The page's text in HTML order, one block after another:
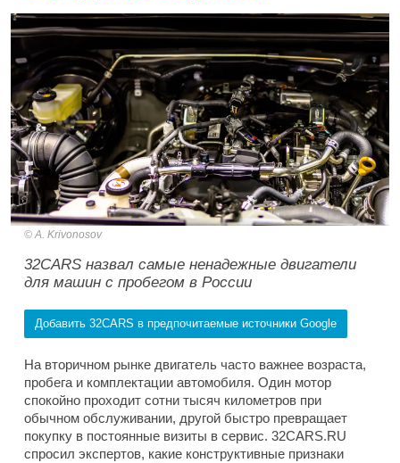
A. Krivonosov
32CARS назвал самые ненадежные двигатели
для машин с пробегом в России
Добавить 32CARS в предпочитаемые источники Google
На вторичном рынке двигатель часто важнее возраста,
пробега и комплектации автомобиля. Один мотор
спокойно проходит сотни тысяч километров при
обычном обслуживании, другой быстро превращает
покупку в постоянные визиты в сервис. 32CARS.RU
спросил экспертов, какие конструктивные признаки